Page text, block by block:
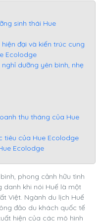
sinh thái Hue
đại và kiến trúc cung
Ecolodge
dưỡng yên bình, nhẹ
thu tháng của Hue
tiêu của Hue Ecolodge
Ecolodge
phong cảnh hữu tình
danh khi nói Huế là một
Việt. Ngành du lịch Huế
đảo du khách quốc tế
hiện của các mô hình